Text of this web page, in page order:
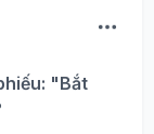
"Bắt